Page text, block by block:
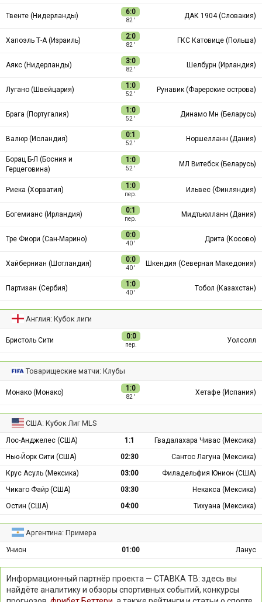
Твенте (Нидерланды) 6:0
82 ′
ДАК 1904 (Словакия)
Хапоэль Т-А (Израиль) 2:0
82 ′
ГКС Катовице (Польша)
Аякс (Нидерланды) 3:0
82 ′
Шелбурн (Ирландия)
Лугано (Швейцария) 1:0
52 ′
Рунавик (Фарерские острова)
Брага (Португалия) 1:0
52 ′
Динамо Мн (Беларусь)
Валюр (Исландия) 0:1
52 ′
Норшелланн (Дания)
Борац Б-Л (Босния и
Герцеговина)
1:0
52 ′
МЛ Витебск (Беларусь)
Риека (Хорватия) 1:0
пер.
Ильвес (Финляндия)
Богемианс (Ирландия) 0:1
пер.
Мидтьюлланн (Дания)
Тре Фиори (Сан-Марино) 0:0
40 ′
Дрита (Косово)
Хайберниан (Шотландия) 0:0
40 ′
Шкендия (Северная Македония)
Партизан (Сербия) 1:0
40 ′
Тобол (Казахстан)
Англия: Кубок лиги
Бристоль Сити 0:0
пер.
Уолсолл
Товарищеские матчи: Клубы
Монако (Монако) 1:0
82 ′
Хетафе (Испания)
США: Кубок Лиг MLS
Лос-Анджелес (США) 1:1
Гвадалахара Чивас (Мексика)
Нью-Йорк Сити (США)
02:30
Сантос Лагуна (Мексика)
Крус Асуль (Мексика)
03:00
Филадельфия Юнион (США)
Чикаго Файр (США)
03:30
Некакса (Мексика)
Остин (США)
04:00 Тихуана (Мексика)
Аргентина: Примера
Унион 01:00 Ланус
Информационный партнёр проекта — СТАВКА ТВ: здесь вы
найдёте аналитику и обзоры спортивных событий, конкурсы